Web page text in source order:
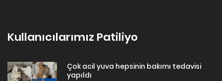
Kullanıcılarımız Patiliyo
Çok acil yuva hepsinin bakımı tedavisi
yapıldı